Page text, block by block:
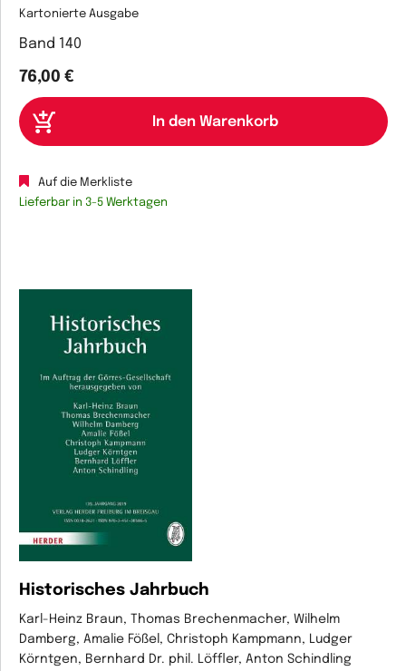
Kartonierte Ausgabe
Band 140
76,00 €
Auf die Merkliste
Lieferbar in 3-5 Werktagen
Historisches Jahrbuch
Karl-Heinz Braun, Thomas Brechenmacher, Wilhelm
Damberg, Amalie Fößel, Christoph Kampmann, Ludger
Körntgen, Bernhard Dr. phil. Löffler, Anton Schindling